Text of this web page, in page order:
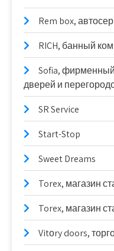
Rem box,
RICH, банный
Sofia,
дверей и
SR Service
Start-Stop
Sweet Dreams
Torex, магазин
Torex, магазин
Vitоry doors,